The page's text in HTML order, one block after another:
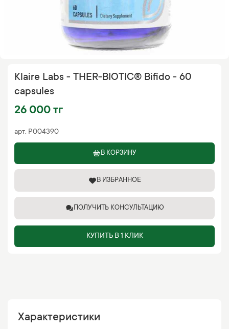
арт. P004390
Klaire Labs - THER-BIOTIC® Bifido - 60
capsules
26 000 тг
В КОРЗИНУ
В ИЗБРАННОЕ
ПОЛУЧИТЬ КОНСУЛЬТАЦИЮ
КУПИТЬ В 1 КЛИК
Характеристики